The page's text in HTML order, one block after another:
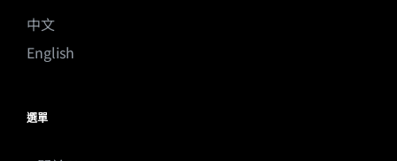
中文
English
選單